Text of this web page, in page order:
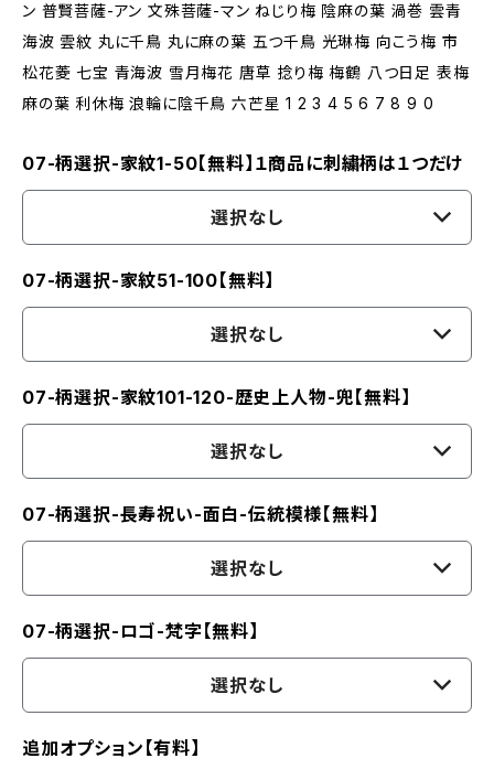
ン 普賢菩薩-アン 文殊菩薩-マン ねじり梅 陰麻の葉 渦巻 雲青
海波 雲紋 丸に千鳥 丸に麻の葉 五つ千鳥 光琳梅 向こう梅 市
松花菱 七宝 青海波 雪月梅花 唐草 捻り梅 梅鶴 八つ日足 表梅
麻の葉 利休梅 浪輪に陰千鳥 六芒星 1 2 3 4 5 6 7 8 9 0
07-柄選択-家紋1-50【無料】１商品に刺繍柄は１つだけ
選択なし
07-柄選択-家紋51-100【無料】
選択なし
07-柄選択-家紋101-120-歴史上人物-兜【無料】
選択なし
07-柄選択-長寿祝い-面白-伝統模様【無料】
選択なし
07-柄選択-ロゴ-梵字【無料】
選択なし
追加オプション【有料】